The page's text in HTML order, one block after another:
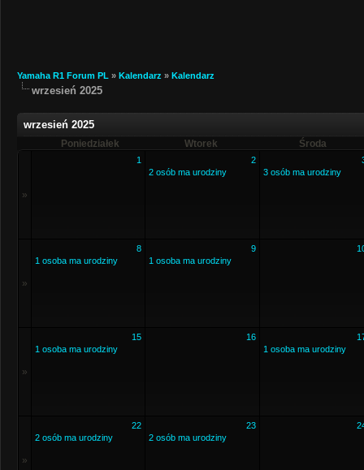
Yamaha R1 Forum PL » Kalendarz » Kalendarz
wrzesień 2025
wrzesień 2025
Poniedziałek Wtorek Środa
»
1
2
2 osób ma urodziny
3 osób ma urodziny
»
8
1 osoba ma urodziny
9
1 osoba ma urodziny
»
15
1 osoba ma urodziny
16
1 osoba ma urodziny
»
22
2 osób ma urodziny
23
2 osób ma urodziny